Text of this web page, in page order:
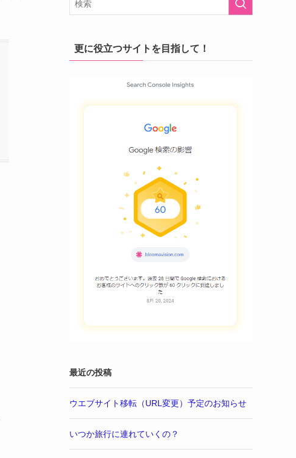
更に役立つサイトを目指して！
最近の投稿
ウエブサイト移転（URL変更）予定のお知らせ
いつか旅行に連れていくの？